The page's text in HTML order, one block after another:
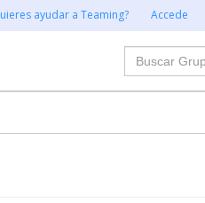
ayudar a Teaming? Accede
Buscar